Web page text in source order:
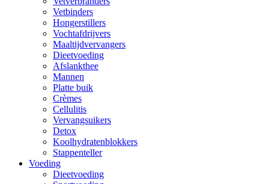
Vetbinders
Hongerstillers
Vochtafdrijvers
Maaltijdvervangers
Dieetvoeding
Afslankthee
Mannen
Platte buik
Crèmes
Cellulitis
Vervangsuikers
Detox
Koolhydratenblokkers
Stappenteller
Voeding
Dieetvoeding